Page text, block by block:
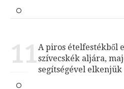
11A piros ételfestékből
szívecskék aljára,
segítségével